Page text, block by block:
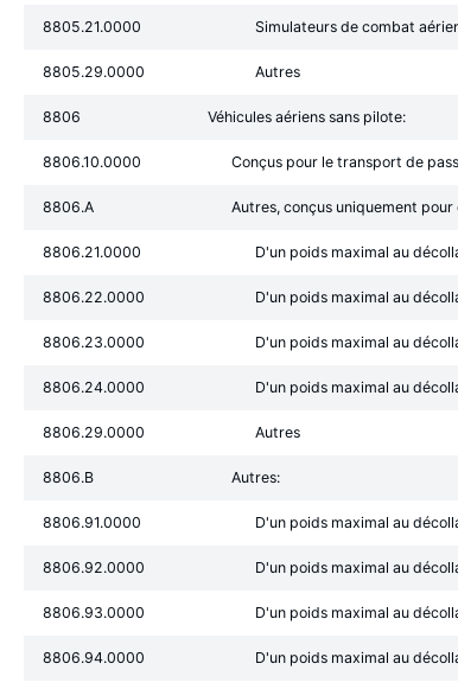
8805.21.0000 Simulateurs de combat
8805.29.0000 Autres
8806 Véhicules aériens sans pilote:
8806.10.0000 Conçus pour le transport de
8806.A Autres, conçus uniquement
8806.21.0000 D'un poids maximal au
8806.22.0000 D'un poids maximal au
8806.23.0000 D'un poids maximal au
8806.24.0000 D'un poids maximal au
8806.29.0000 Autres
8806.B Autres:
8806.91.0000 D'un poids maximal au
8806.92.0000 D'un poids maximal au
8806.93.0000 D'un poids maximal au
8806.94.0000 D'un poids maximal au